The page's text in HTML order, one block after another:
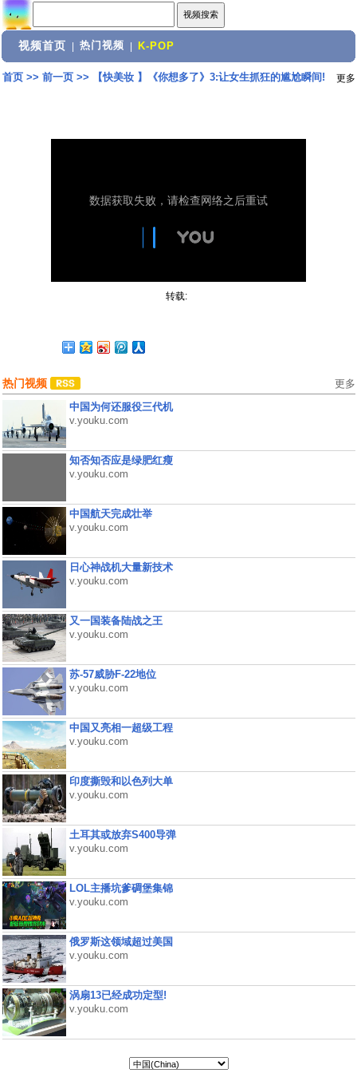
视频首页 热门视频 K-POP
首页>> 前一页>> 【快美妆 】《你想多了》3:让女生抓狂的尴尬瞬间! 更多
转载:
热门视频 更多
中国为何还服役三代机
v.youku.com
知否知否应是绿肥红瘦
v.youku.com
中国航天完成壮举
v.youku.com
日心神战机大量新技术
v.youku.com
又一国装备陆战之王
v.youku.com
苏-57威胁F-22地位
v.youku.com
中国又亮相一超级工程
v.youku.com
印度撕毁和以色列大单
v.youku.com
土耳其或放弃S400导弹
v.youku.com
LOL主播坑爹碉堡集锦
v.youku.com
俄罗斯这领域超过美国
v.youku.com
涡扇13已经成功定型!
v.youku.com